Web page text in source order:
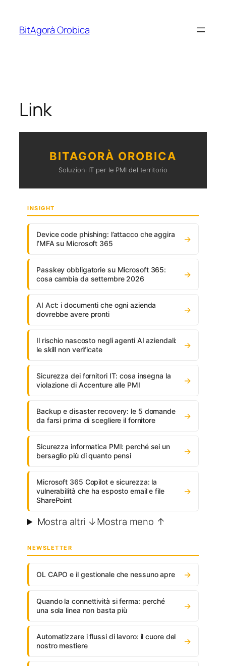
contenuto
BitAgorà Orobica
Link
BITAGORÀ OROBICA
Soluzioni IT per le PMI del territorio
INSIGHT
Device code phishing: l’attacco che aggira
l’MFA su Microsoft 365
→
Passkey obbligatorie su Microsoft 365:
cosa cambia da settembre 2026
→
AI Act: i documenti che ogni azienda
dovrebbe avere pronti
→
Il rischio nascosto negli agenti AI aziendali:
le skill non verificate
→
Sicurezza dei fornitori IT: cosa insegna la
violazione di Accenture alle PMI
→
Backup e disaster recovery: le 5 domande
da farsi prima di scegliere il fornitore
→
Sicurezza informatica PMI: perché sei un
bersaglio più di quanto pensi
→
Microsoft 365 Copilot e sicurezza: la
vulnerabilità che ha esposto email e file
SharePoint
→
Mostra altri ↓Mostra meno ↑
NEWSLETTER
OL CAPO e il gestionale che nessuno apre →
Quando la connettività si ferma: perché
una sola linea non basta più
→
Automatizzare i flussi di lavoro: il cuore del
nostro mestiere
→